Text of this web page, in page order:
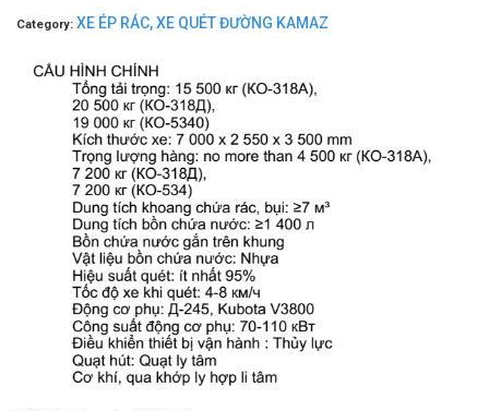
Category: XE ÉP RÁC, XE QUÉT ĐƯỜNG KAMAZ